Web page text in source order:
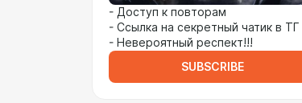
- Доступ к повторам
- Ссылка на секретный чатик в ТГ
- Невероятный респект!!!
SUBSCRIBE